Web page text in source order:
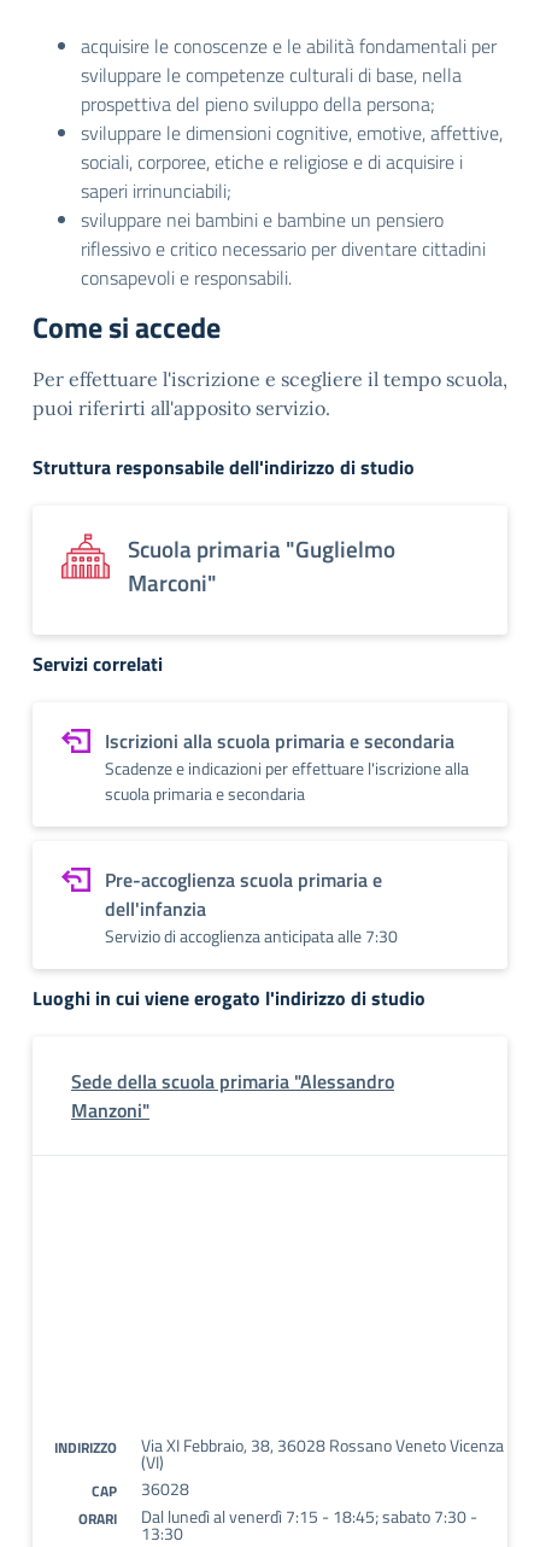
acquisire le conoscenze e le abilità fondamentali per
sviluppare le competenze culturali di base, nella
prospettiva del pieno sviluppo della persona;
sviluppare le dimensioni cognitive, emotive, affettive,
sociali, corporee, etiche e religiose e di acquisire i
saperi irrinunciabili;
sviluppare nei bambini e bambine un pensiero
riflessivo e critico necessario per diventare cittadini
consapevoli e responsabili.
Come si accede
Per effettuare l'iscrizione e scegliere il tempo scuola,
puoi riferirti all'apposito servizio.
Struttura responsabile dell'indirizzo di studio
Scuola primaria "Guglielmo
Marconi"
Servizi correlati
Iscrizioni alla scuola primaria e secondaria
Scadenze e indicazioni per effettuare l'iscrizione alla
scuola primaria e secondaria
Pre-accoglienza scuola primaria e
dell'infanzia
Servizio di accoglienza anticipata alle 7:30
Luoghi in cui viene erogato l'indirizzo di studio
Sede della scuola primaria "Alessandro
Manzoni"
INDIRIZZO Via XI Febbraio, 38, 36028 Rossano Veneto Vicenza
(VI)
CAP 36028
ORARI Dal lunedì al venerdì 7:15 - 18:45; sabato 7:30 -
13:30